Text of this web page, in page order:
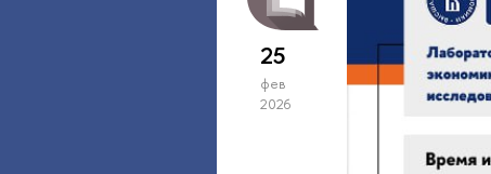
25
фев
2026